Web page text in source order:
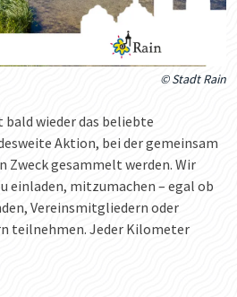
© Stadt Rain
wieder das beliebte
Aktion, bei der gemeinsam
gesammelt werden. Wir
einladen, mitzumachen – egal ob
Vereinsmitgliedern oder
teilnehmen. Jeder Kilometer